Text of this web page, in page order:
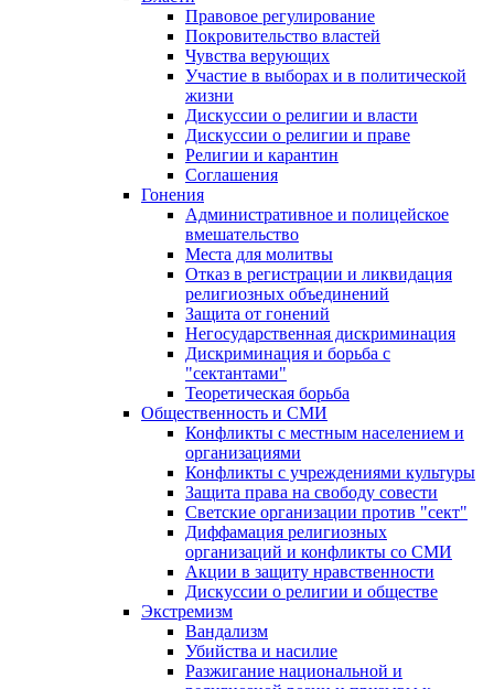
Правовое регулирование
Покровительство властей
Чувства верующих
Участие в выборах и в политической
жизни
Дискуссии о религии и власти
Дискуссии о религии и праве
Религии и карантин
Соглашения
Гонения
Административное и полицейское
вмешательство
Места для молитвы
Отказ в регистрации и ликвидация
религиозных объединений
Защита от гонений
Негосударственная дискриминация
Дискриминация и борьба с
"сектантами"
Теоретическая борьба
Общественность и СМИ
Конфликты с местным населением и
организациями
Конфликты с учреждениями культуры
Защита права на свободу совести
Светские организации против "сект"
Диффамация религиозных
организаций и конфликты со СМИ
Акции в защиту нравственности
Дискуссии о религии и обществе
Экстремизм
Вандализм
Убийства и насилие
Разжигание национальной и